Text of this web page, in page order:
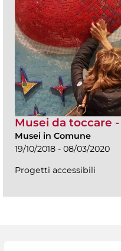
Musei da toccare
Musei in Comune
19/10/2018 - 08/03/2020
Progetti accessibili